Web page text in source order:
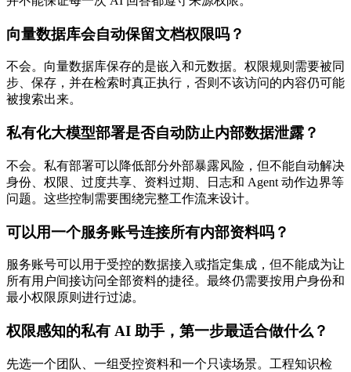
向量数据库会自动保留文档权限吗？
不会。向量数据库保存的是嵌入和元数据。权限规则需要被同
步、保存，并在检索时真正执行，否则不该访问的内容仍可能
被搜索出来。
私有化大模型部署是否自动防止内部数据泄露？
不会。私有部署可以降低部分外部暴露风险，但不能自动解决
身份、权限、过度共享、资料过期、日志和 Agent 动作边界等
问题。这些控制需要围绕完整工作流来设计。
可以用一个服务账号连接所有内部资料吗？
服务账号可以用于受控的数据接入或指定集成，但不能成为让
所有用户间接访问全部资料的捷径。最终仍需要按用户身份和
最小权限原则进行过滤。
权限感知的私有 AI 助手，第一步最适合做什么？
先选一个团队、一组受控资料和一个只读场景。工程知识检